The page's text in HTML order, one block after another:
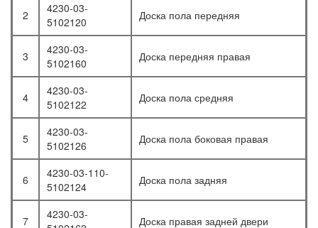
2
4230-03-
5102120
Доска пола передняя
3
4230-03-
5102160
Доска передняя правая
4
4230-03-
5102122
Доска пола средняя
5
4230-03-
5102126
Доска пола боковая правая
6
4230-03-110-
5102124
Доска пола задняя
7
4230-03-
Доска правая задней двери